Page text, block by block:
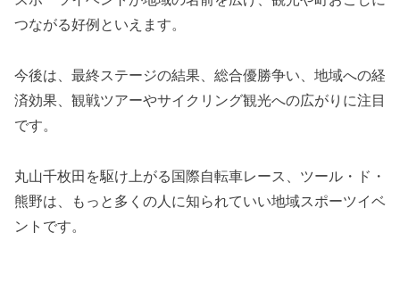
つながる好例といえます。
今後は、最終ステージの結果、総合優勝争い、地域への経
済効果、観戦ツアーやサイクリング観光への広がりに注目
です。
丸山千枚田を駆け上がる国際自転車レース、ツール・ド・
熊野は、もっと多くの人に知られていい地域スポーツイベ
ントです。